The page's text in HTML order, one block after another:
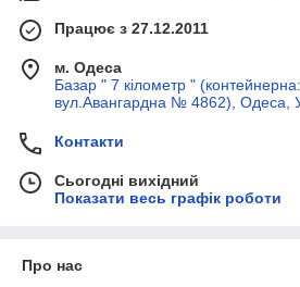
Працює з 27.12.2011
м. Одеса
Базар " 7 кілометр "
вул.Авангардна № 4862), Одеса,
Контакти
Сьогодні вихідний
Показати весь графік роботи
Про нас